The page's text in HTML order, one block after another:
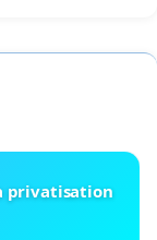
privatisation